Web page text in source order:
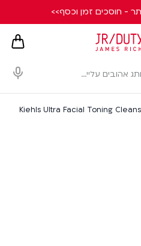
- חוסכים זמן וכסף>>
card
Kiehls Ultra Facial Toning